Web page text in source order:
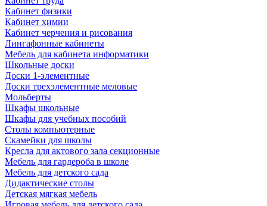
Кабинет физики
Кабинет химии
Кабинет черчения и рисования
Лингафонные кабинеты
Мебель для кабинета информатики
Школьные доски
Доски 1-элементные
Доски трехэлементные меловые
Мольберты
Шкафы школьные
Шкафы для учебных пособий
Столы компьютерные
Скамейки для школы
Кресла для актового зала секционные
Мебель для гардероба в школе
Мебель для детского сада
Дидактические столы
Детская мягкая мебель